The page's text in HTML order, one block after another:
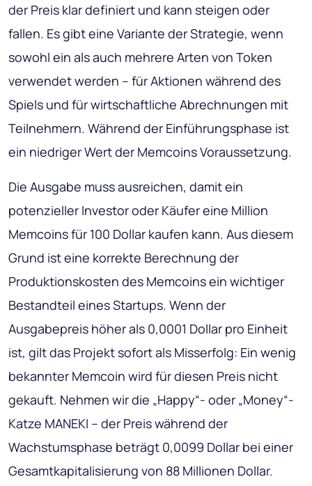
der Preis klar definiert und kann steigen oder
fallen. Es gibt eine Variante der Strategie, wenn
sowohl ein als auch mehrere Arten von Token
verwendet werden – für Aktionen während des
Spiels und für wirtschaftliche Abrechnungen mit
Teilnehmern. Während der Einführungsphase ist
ein niedriger Wert der Memcoins Voraussetzung.
Die Ausgabe muss ausreichen, damit ein
potenzieller Investor oder Käufer eine Million
Memcoins für 100 Dollar kaufen kann. Aus diesem
Grund ist eine korrekte Berechnung der
Produktionskosten des Memcoins ein wichtiger
Bestandteil eines Startups. Wenn der
Ausgabepreis höher als 0,0001 Dollar pro Einheit
ist, gilt das Projekt sofort als Misserfolg: Ein wenig
bekannter Memcoin wird für diesen Preis nicht
gekauft. Nehmen wir die „Happy“- oder „Money“-
Katze MANEKI – der Preis während der
Wachstumsphase beträgt 0,0099 Dollar bei einer
Gesamtkapitalisierung von 88 Millionen Dollar.